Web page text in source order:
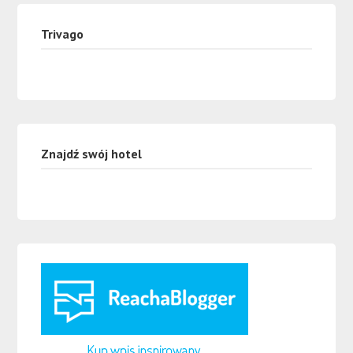
Trivago
Znajdź swój hotel